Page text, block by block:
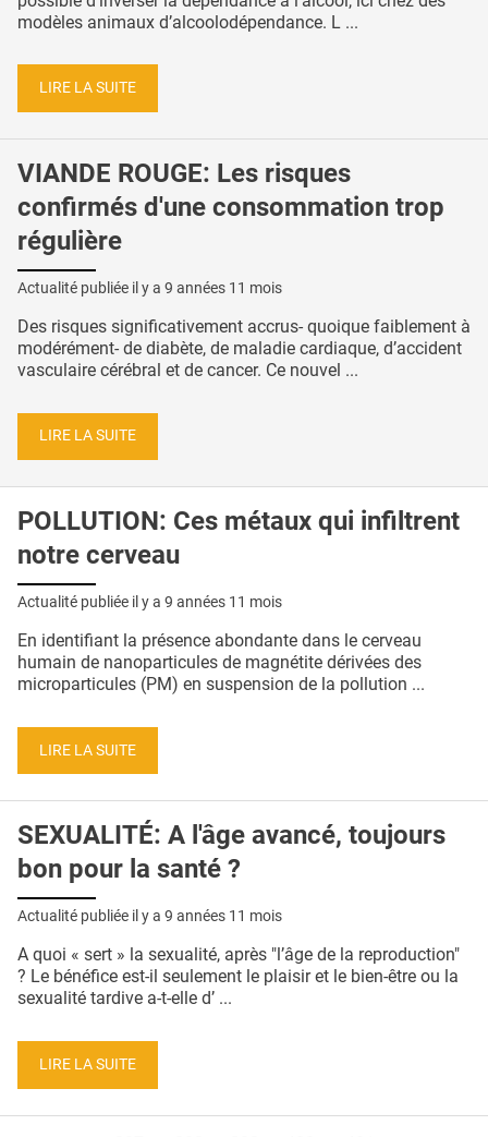
modèles animaux d’alcoolodépendance. L ...
LIRE LA SUITE
VIANDE ROUGE: Les risques
confirmés d'une consommation trop
régulière
Actualité publiée il y a 9 années 11 mois
Des risques significativement accrus- quoique faiblement à
modérément- de diabète, de maladie cardiaque, d’accident
vasculaire cérébral et de cancer. Ce nouvel ...
LIRE LA SUITE
POLLUTION: Ces métaux qui infiltrent
notre cerveau
Actualité publiée il y a 9 années 11 mois
En identifiant la présence abondante dans le cerveau
humain de nanoparticules de magnétite dérivées des
microparticules (PM) en suspension de la pollution ...
LIRE LA SUITE
SEXUALITÉ: A l'âge avancé, toujours
bon pour la santé ?
Actualité publiée il y a 9 années 11 mois
A quoi « sert » la sexualité, après "l’âge de la reproduction"
? Le bénéfice est-il seulement le plaisir et le bien-être ou la
sexualité tardive a-t-elle d’ ...
LIRE LA SUITE